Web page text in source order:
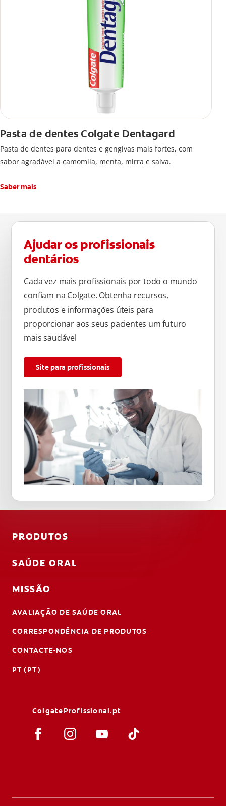
Pasta de dentes Colgate Dentagard
Pasta de dentes para dentes e gengivas mais fortes, com
sabor agradável a camomila, menta, mirra e salva.
Saber mais
Ajudar os profissionais
dentários
Cada vez mais profissionais por todo o mundo
confiam na Colgate. Obtenha recursos,
produtos e informações úteis para
proporcionar aos seus pacientes um futuro
mais saudável
Site para profissionais
PRODUTOS
SAÚDE ORAL
MISSÃO
AVALIAÇÃO DE SAÚDE ORAL
CORRESPONDÊNCIA DE PRODUTOS
CONTACTE-NOS
PT (PT)
ColgateProfissional.pt